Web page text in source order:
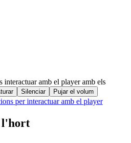
interactuar amb el player amb els
Silenciar
Pujar el volum
per interactuar amb el player
l'hort